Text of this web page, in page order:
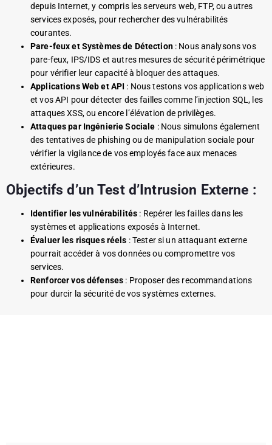
depuis Internet, y compris les serveurs web, FTP, ou autres
services exposés, pour rechercher des vulnérabilités
courantes.
Pare-feux et Systèmes de Détection: Nous analysons vos
pare-feux, IPS/IDS et autres mesures de sécurité périmétrique
pour vérifier leur capacité à bloquer des attaques.
Applications Web et API : Nous testons vos applications web
et vos API pour détecter des failles comme l’injection SQL, les
attaques XSS, ou encore l’élévation de privilèges.
Attaques par Ingénierie Sociale : Nous simulons également
des tentatives de phishing ou de manipulation sociale pour
vérifier la vigilance de vos employés face aux menaces
extérieures.
Objectifs d’un Test d’Intrusion Externe :
Identifier les vulnérabilités : Repérer les failles dans les
systèmes et applications exposés à Internet.
Évaluer les risques réels : Tester si un attaquant externe
pourrait accéder à vos données ou compromettre vos
services.
Renforcer vos défenses : Proposer des recommandations
pour durcir la sécurité de vos systèmes externes.